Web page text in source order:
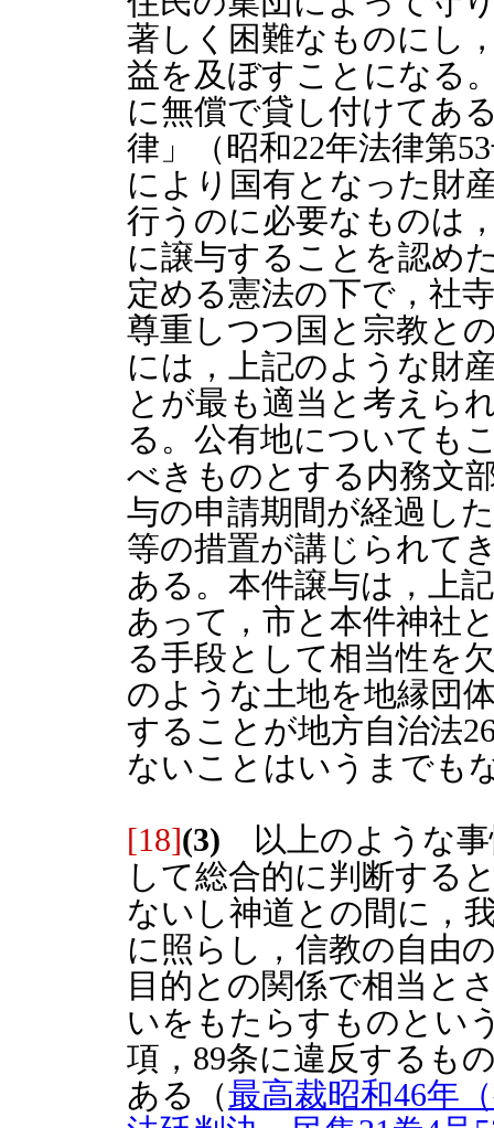
著しく困難なものにし
益を及ぼすことになる
に無償で貸し付けてあ
律」（昭和22年法律第
により国有となった財
行うのに必要なものは
に譲与することを認め
定める憲法の下で，社
尊重しつつ国と宗教と
には，上記のような財
とが最も適当と考えら
る。公有地についても
べきものとする内務文
与の申請期間が経過し
等の措置が講じられて
ある。本件譲与は，上
あって，市と本件神社
る手段として相当性を
のような土地を地縁団
することが地方自治法
ないことはいうまでも
[18](3) 以上のような事
して総合的に判断する
ないし神道との間に，
に照らし，信教の自由
目的との関係で相当と
いをもたらすものとい
項，89条に違反するも
ある（最高裁昭和46年